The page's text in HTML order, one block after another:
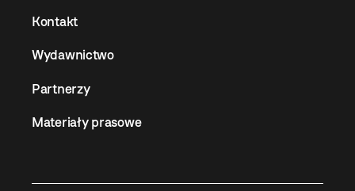
Kontakt
Wydawnictwo
Partnerzy
Materiały prasowe